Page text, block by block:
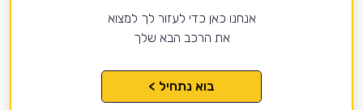
אנחנו כאן כדי לעזור לך למצוא
את הרכב הבא שלך
בוא נתחיל >